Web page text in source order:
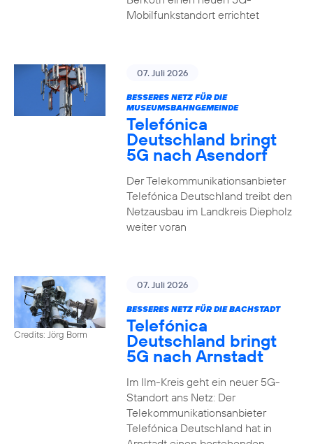
Mobilfunkstandort errichtet
07. Juli 2026
BESSERES NETZ FÜR DIE
MUSEUMSBAHNGEMEINDE
Telefónica
Deutschland bringt
5G nach Asendorf
Der Telekommunikationsanbieter
Telefónica Deutschland treibt den
Netzausbau im Landkreis Diepholz
weiter voran
Credits: Jörg Borm
07. Juli 2026
BESSERES NETZ FÜR DIE BACHSTADT
Telefónica
Deutschland bringt
5G nach Arnstadt
Im Ilm-Kreis geht ein neuer 5G-
Standort ans Netz: Der
Telekommunikationsanbieter
Telefónica Deutschland hat in